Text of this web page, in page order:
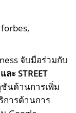
จับมือร่วมกับ
และ STREET
นด้านการเพิ่ม
การด้านการ